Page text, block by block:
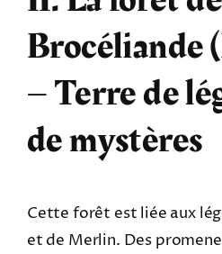
Brocéliande
– Terre de
de mystères
Cette forêt est liée aux
et de Merlin. Des